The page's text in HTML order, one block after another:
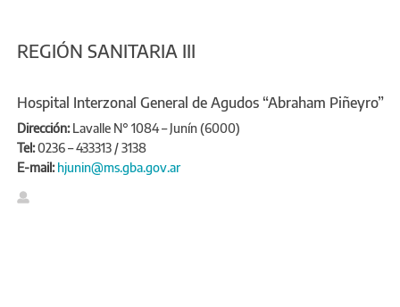
REGIÓN SANITARIA III
Hospital Interzonal General de Agudos “Abraham Piñeyro”
Dirección:Lavalle N° 1084 – Junín (6000)
Tel:0236 – 433313 / 3138
E-mail: hjunin@ms.gba.gov.ar